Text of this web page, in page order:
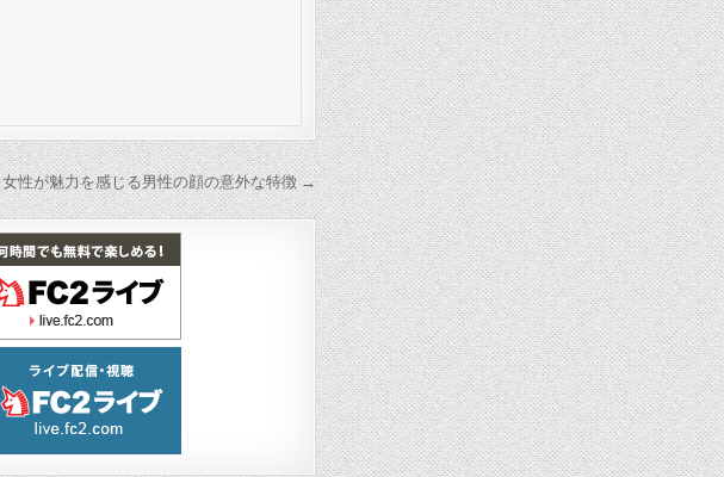
女性が魅力を感じる男性の顔の意外な特徴 →